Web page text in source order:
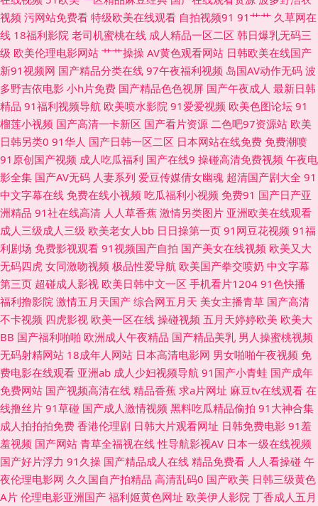
人妖色色狼网站 婷婷五月天无码 www久久狼友 黄色影片在线观看 欧美成人
午夜剧场 日韩精品免费看 AV伊人导 韩国三级入口 男人天堂TV 日韩有码三
上 亚洲色色影院 国产超碰在 欧洲亚洲日本 中文字幕上床网站 肏屄一区二区
三 欧美性稚6一4 91黑丝免费 豆花AV激情网 九一蜜桃出品 探花av电影导航
97在线 加勒比久久视 日韩肏屄视频 亚洲欧美另类性爱 91视频网站链接 亚洲
无码电源 成人剧场a深夜看 欧美日P 91精品导航 操日韩美在线 久久逼久久逼
em 日本不卡a∨ 亚州性色 91偷拍视频网站 久草福利天堂 探花综合网 波多野
吉衣电影 蜜桃传媒91 亚洲人一级 97导航 黄射网站 欧美男人天堂网 偷拍电
影 91福利网站 操免片视频 午夜剧场看A片 成人草www 人人超碰导航 午夜免
费电影 超碰人人插人人爱 美女一级aa 三级片入口 综合性交网 TS人妖自慰
人妻三级网址 91免费性爱网 国产爱豆传媒A片 蜜桃97干 深夜AV福利 99热
在 蜜芽性爱亚洲 四虎激情 91官页网 超碰AV人人艹 黄色网址视频大全 超碰
97人人爱 欧美性爱一级久久 91狼人社 黑丝制服91国产 欧美在线撸视频 在
线中文字十页 俺去啦AV官方 含羞草在线 99热逼逼 国产不卡1 菠萝αV 欧美
视频 污网站免费看 特级欧美在线观看 自拍视频91 91艹艹 久草网在
线 18福利影院 老司机蜜桃在线 成人精品一区二区 韩日爆乳无码三
级 欧美伦理电影网站 艹艹操操 AV黄色观看网站 日韩欧美在线国产
新91视频网 国产精品分类在线 97午夜福利视频 岛国AV动作无码 波
多野吉依电影 小h片免费 国产精品色色视屏 国产午夜成人 最新日韩
精品 91福利视频导航 欧美喷水影院 91爱爱视频 欧美色图论坛 91
榴莲小视频 国产高清一卡新区 国产看片资源 二色吧97资源站 欧美
日韩另类0 91华人 国产日韩一区二区 日本网站在线免费 免费潮喷
91原创国产视频 成人吃瓜福利 国产在线9 操碰高清免费视频 午夜电
影全集 国产AV无码 人妻系列 爱豆传媒倩女幽魂 超清国产剧大全 91
中文字幕在线 免费在线小视频 吃瓜福利小视频 免费91 国产日产亚
洲精品 91社在线高清 人人草香蕉 激情另类图片 亚洲欧美在线观看
成人三级成人三级 欧美老女人bb 日日操第一页 91网豆花视频 91福
利剧场 免费影视观看 91视频国产自拍 国产美女在线视频 欧美又大
无码四虎 女同激吻视频 极品性爱导航 欧美国产拳交喷奶 中文字幕
第三页 超碰成人影视 欧美日韩中文一区 手机看片1204 91色快播
福利撸影院 激情五月天国产 综合网五月天 美女主播青草 国产高清
不卡视频 四虎影视 欧美一区在线 操碰视频 五月天婷婷欧美 欧美大
BB 国产福利啪啪 欧洲成人午夜精品 国产精品美乳 男人操蜜桃视频
无码射精网站 18成年人网站 日本高清电影网 男女啪啪午夜视频 免
费电影在线观看 亚洲ab 成人少妇视频导航 91国产小青蛙 国产成年
免费网站 国产视频高清在线 精品香蕉 求a片网址 麻豆tv在线观看 在
线撸丝片 91草碰 国产成人激情视频 黑料吃瓜精品偷拍 91大神合集
成人拍拍拍免费 香港伦理剧 日韩大片观看网址 日韩免费电影 91羞
羞视频 国产网站 青草全福视在线 性导航影视AV 日本一级在线视频
国产好片浮力 91久操 国产精品成人在线 精品免费看 人人看操碰 午
夜伦理电影网 久久国自产拍精品 高清乱码0 国产欧美 日韩三级黄色
A片 伦理电影亚洲国产 福利姬黄色网址 欧美伊人影院 丁香成人五月